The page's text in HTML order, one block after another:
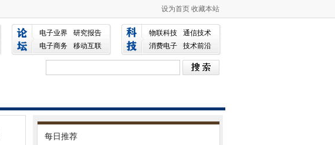
设为首页 收藏本站
电子业界
研究报告
电子商务
移动互联
物联科技
通信技术
消费电子
技术前沿
每日推荐